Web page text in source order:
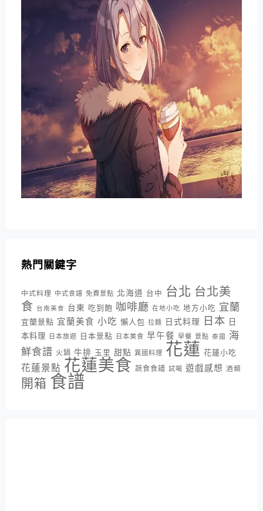
熱門關鍵字
中式料理 中式食譜 免費景點 北海道 台中 台北 台北美
食 台南美食 台東 吃到飽 咖啡廳 在地小吃 地方小吃 宜蘭
宜蘭景點 宜蘭美食 小吃 懶人包 拉麵 日式料理 日本 日
本料理
日本旅遊 日本景點 日本美食 早午餐 早餐 景點 泰國
海
鮮食譜 火鍋 牛排 玉里 甜點 異國料理 花蓮 花蓮小吃
花蓮景點 花蓮美食 蔬食食譜 試喝 遊戲感想 酒類
開箱 食譜